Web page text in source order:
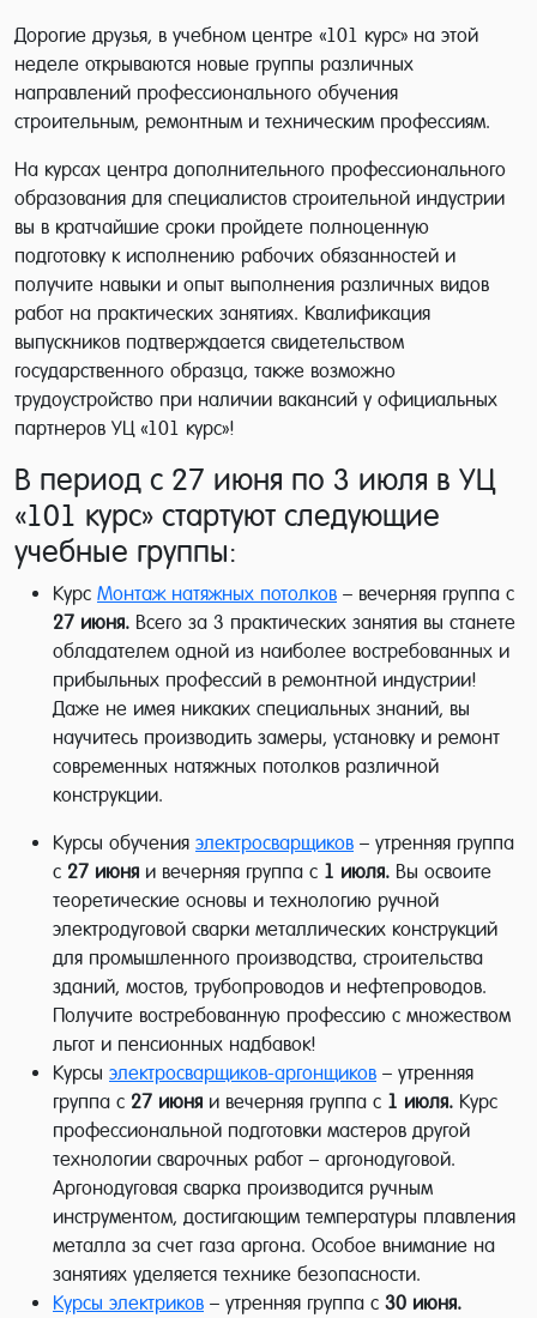
Дорогие друзья, в учебном центре «101 курс» на этой
неделе открываются новые группы различных
направлений профессионального обучения
строительным, ремонтным и техническим профессиям.
На курсах центра дополнительного профессионального
образования для специалистов строительной индустрии
вы в кратчайшие сроки пройдете полноценную
подготовку к исполнению рабочих обязанностей и
получите навыки и опыт выполнения различных видов
работ на практических занятиях. Квалификация
выпускников подтверждается свидетельством
государственного образца, также возможно
трудоустройство при наличии вакансий у официальных
партнеров УЦ «101 курс»!
В период с 27 июня по 3 июля в УЦ
«101 курс» стартуют следующие
учебные группы:
Курс Монтаж натяжных потолков – вечерняя группа с
27 июня. Всего за 3 практических занятия вы станете
обладателем одной из наиболее востребованных и
прибыльных профессий в ремонтной индустрии!
Даже не имея никаких специальных знаний, вы
научитесь производить замеры, установку и ремонт
современных натяжных потолков различной
конструкции.
Курсы обучения электросварщиков – утренняя группа
с 27 июня и вечерняя группа с 1 июля. Вы освоите
теоретические основы и технологию ручной
электродуговой сварки металлических конструкций
для промышленного производства, строительства
зданий, мостов, трубопроводов и нефтепроводов.
Получите востребованную профессию с множеством
льгот и пенсионных надбавок!
Курсы электросварщиков-аргонщиков – утренняя
группа с 27 июня и вечерняя группа с 1 июля. Курс
профессиональной подготовки мастеров другой
технологии сварочных работ – аргонодуговой.
Аргонодуговая сварка производится ручным
инструментом, достигающим температуры плавления
металла за счет газа аргона. Особое внимание на
занятиях уделяется технике безопасности.
Курсы электриков – утренняя группа с 30 июня.